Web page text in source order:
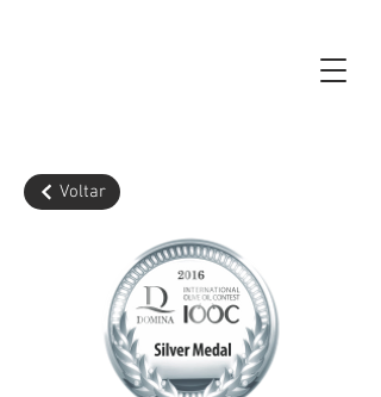
Voltar